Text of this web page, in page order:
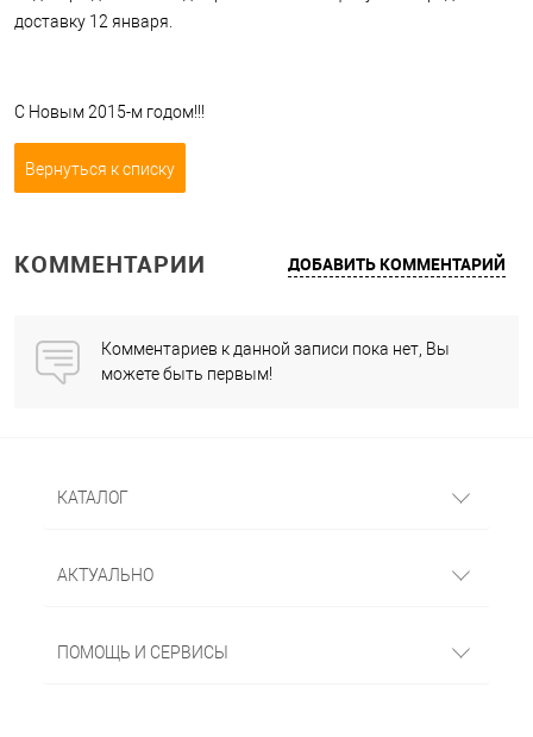
доставку 12 января.
С Новым 2015-м годом!!!
Вернуться к списку
КОММЕНТАРИИ ДОБАВИТЬ КОММЕНТАРИЙ
Комментариев к данной записи пока нет, Вы
можете быть первым!
КАТАЛОГ
АКТУАЛЬНО
ПОМОЩЬ И СЕРВИСЫ